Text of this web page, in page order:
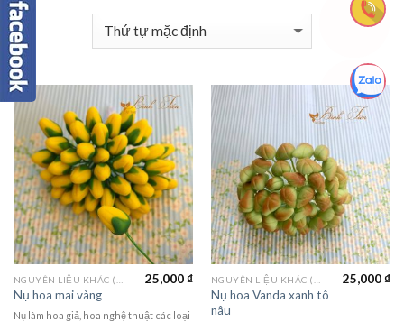
Nụ hoa mai vàng
25,000₫
Nụ làm hoa giả, hoa nghệ thuật các loại
Nụ hoa Vanda xanh tô
nâu
25,000₫